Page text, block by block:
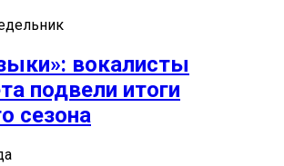
вокалисты
подвели итоги
сезона